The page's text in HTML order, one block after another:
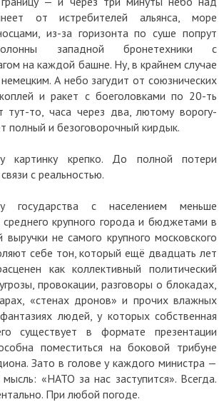
от истребителей альянса, море
из-за горизонта по суше попрут
западной бронетехники с
на каждой башне. Ну, в крайнем случае
А небо загудит от союзнических
и ракет с боеголовками по 20-ть
тут-то, часа через два, лютому ворогу-
полный и безоговорочный кирдык.
картинку крепко. До полной потери
с реальностью.
государства с населением меньше
среднего крупного города и бюджетами в
выручки не самого крупного московского
себе тон, который ещё двадцать лет
как коллективный политический
провокации, разговоры о блокадах,
«стенах дронов» и прочих влажных
людей, у которых собственная
существует в формате презентации
поместиться на боковой трибуне
Зато в голове у каждого министра —
«НАТО за нас заступится». Всегда.
При любой погоде.